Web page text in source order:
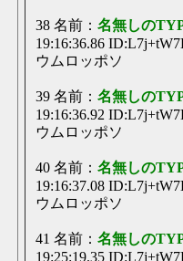
38 名前： 名無しの
19:16:36.86
ウムロッポソ
39 名前： 名無しの
19:16:36.92
ウムロッポソ
40 名前： 名無しの
19:16:37.08
ウムロッポソ
41 名前： 名無しの
19:25:19.35